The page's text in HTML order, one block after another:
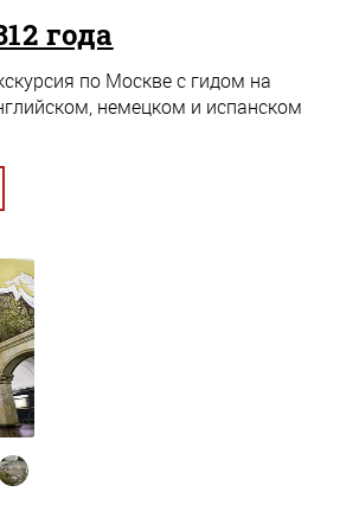
года
по Москве с гидом на
немецком и испанском